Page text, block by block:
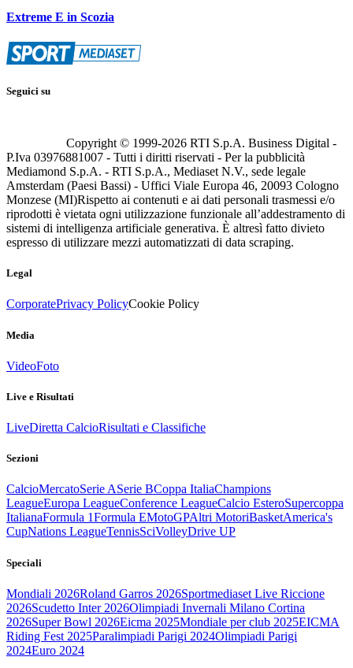
Extreme E in Scozia
Seguici su
Copyright © 1999-2026 RTI S.p.A. Business Digital -
P.Iva 03976881007 - Tutti i diritti riservati - Per la pubblicità
Mediamond S.p.A. - RTI S.p.A., Mediaset N.V., sede legale
Amsterdam (Paesi Bassi) - Uffici Viale Europa 46, 20093 Cologno
Monzese (MI)Rispetto ai contenuti e ai dati personali trasmessi e/o
riprodotti è vietata ogni utilizzazione funzionale all’addestramento di
sistemi di intelligenza artificiale generativa. È altresì fatto divieto
espresso di utilizzare mezzi automatizzati di data scraping.
Legal
CorporatePrivacy PolicyCookie Policy
Media
VideoFoto
Live e Risultati
LiveDiretta CalcioRisultati e Classifiche
Sezioni
CalcioMercatoSerie ASerie BCoppa ItaliaChampions
LeagueEuropa LeagueConference LeagueCalcio EsteroSupercoppa
ItalianaFormula 1Formula EMotoGPAltri MotoriBasketAmerica's
CupNations LeagueTennisSciVolleyDrive UP
Speciali
Mondiali 2026Roland Garros 2026Sportmediaset Live Riccione
2026Scudetto Inter 2026Olimpiadi Invernali Milano Cortina
2026Super Bowl 2026Eicma 2025Mondiale per club 2025EICMA
Riding Fest 2025Paralimpiadi Parigi 2024Olimpiadi Parigi
2024Euro 2024